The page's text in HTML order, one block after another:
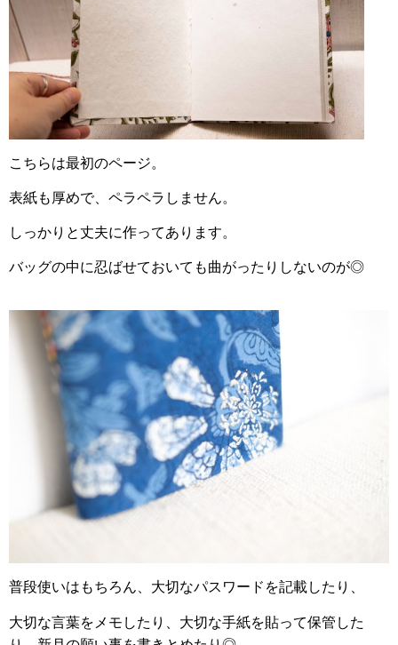
こちらは最初のページ。
表紙も厚めで、ペラペラしません。
しっかりと丈夫に作ってあります。
バッグの中に忍ばせておいても曲がったりしないのが◎
普段使いはもちろん、大切なパスワードを記載したり、
大切な言葉をメモしたり、大切な手紙を貼って保管した